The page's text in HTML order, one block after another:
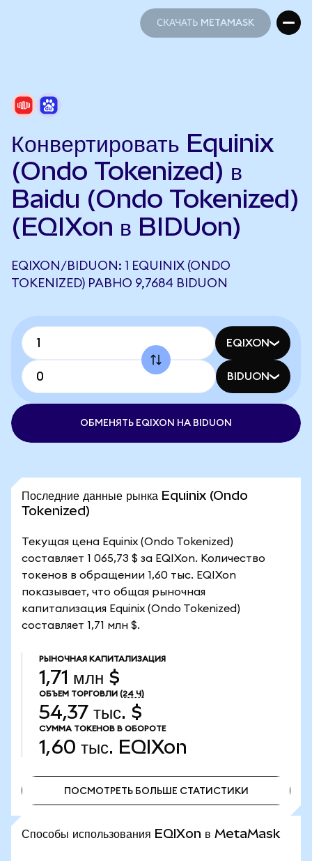
СКАЧАТЬ METAMASK
Конвертировать Equinix
(Ondo Tokenized) в
Baidu (Ondo Tokenized)
(EQIXon в BIDUon)
EQIXON/BIDUON: 1 EQUINIX (ONDO
TOKENIZED) РАВНО 9,7684 BIDUON
EQIXON
BIDUON
ОБМЕНЯТЬ EQIXON НА BIDUON
Последние данные рынка Equinix (Ondo
Tokenized)
Текущая цена Equinix (Ondo Tokenized)
составляет 1 065,73 $ за EQIXon. Количество
токенов в обращении 1,60 тыс. EQIXon
показывает, что общая рыночная
капитализация Equinix (Ondo Tokenized)
составляет 1,71 млн $.
РЫНОЧНАЯ КАПИТАЛИЗАЦИЯ
1,71 млн $
ОБЪЕМ ТОРГОВЛИ (24 Ч)
54,37 тыс. $
СУММА ТОКЕНОВ В ОБОРОТЕ
1,60 тыс. EQIXon
ПОСМОТРЕТЬ БОЛЬШЕ СТАТИСТИКИ
Способы использования EQIXon в MetaMask